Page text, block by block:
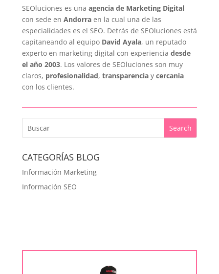
SEOluciones es una agencia de Marketing Digital
con sede en Andorraen la cual una de las
especialidades es el SEO. Detrás de SEOluciones está
capitaneando al equipo David Ayala, un reputado
experto en marketing digital con experiencia desde
el año 2003. Los valores de SEOluciones son muy
claros, profesionalidad, transparenciay cercania
con los clientes.
CATEGORÍAS BLOG
Información Marketing
Información SEO